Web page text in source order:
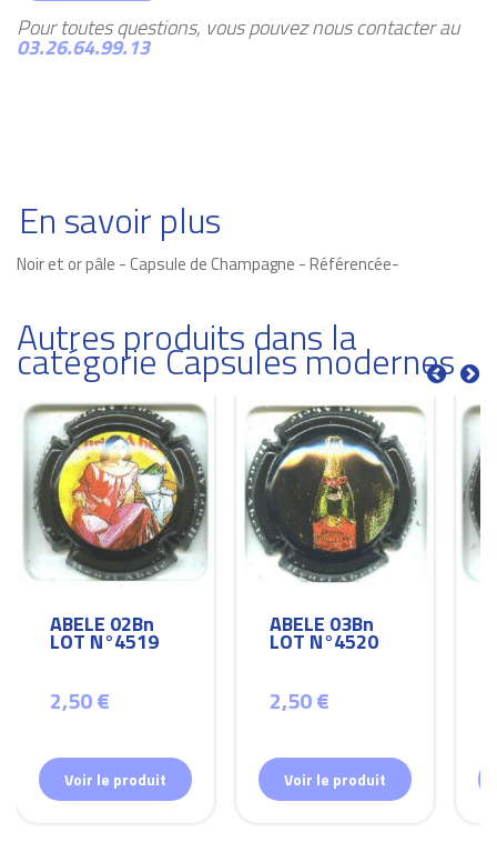
Pour toutes questions, vous pouvez nous contacter au
03.26.64.99.13
En savoir plus
Noir et or pâle - Capsule de Champagne - Référencée-
Autres produits dans la
catégorie Capsules modernes
ABELE 02Bn
LOT N°4519
2,50 €
Voir le produit
ABELE 03Bn
LOT N°4520
2,50 €
Voir le produit